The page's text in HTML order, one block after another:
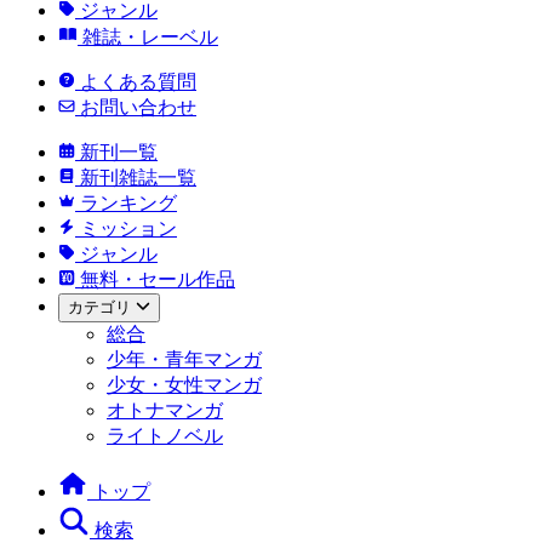
ジャンル
雑誌・レーベル
よくある質問
お問い合わせ
新刊一覧
新刊雑誌一覧
ランキング
ミッション
ジャンル
無料・セール作品
カテゴリ
総合
少年・青年マンガ
少女・女性マンガ
オトナマンガ
ライトノベル
トップ
検索